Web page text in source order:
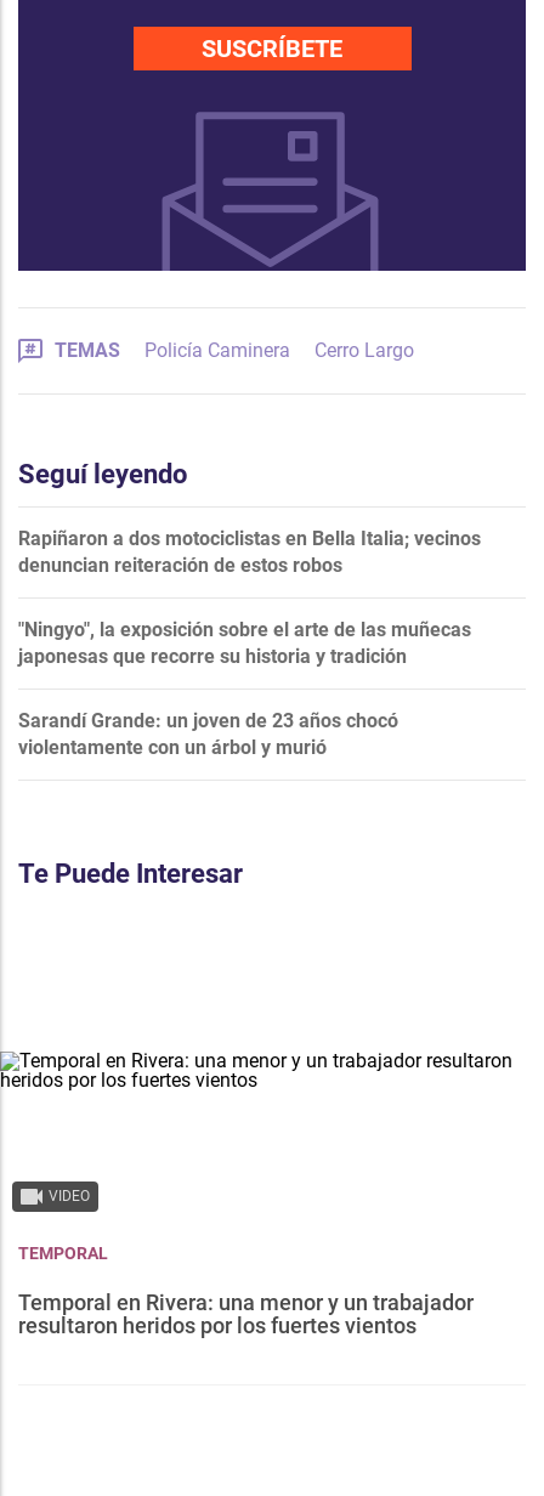
SUSCRÍBETE
TEMAS Policía Caminera Cerro Largo
Seguí leyendo
Rapiñaron a dos motociclistas en Bella Italia; vecinos
denuncian reiteración de estos robos
"Ningyo", la exposición sobre el arte de las muñecas
japonesas que recorre su historia y tradición
Sarandí Grande: un joven de 23 años chocó
violentamente con un árbol y murió
Te Puede Interesar
VIDEO
TEMPORAL
Temporal en Rivera: una menor y un trabajador
resultaron heridos por los fuertes vientos